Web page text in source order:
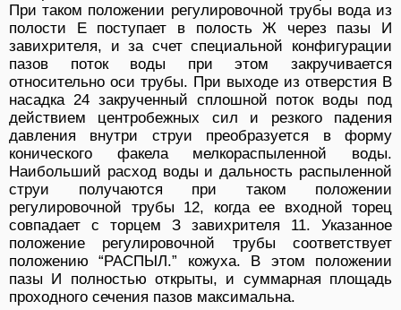
При таком положении регулировочной трубы вода из
полости Е поступает в полость Ж через пазы И
завихрителя, и за счет специальной конфигурации
пазов поток воды при этом закручивается
относительно оси трубы. При выходе из отверстия В
насадка 24 закрученный сплошной поток воды под
действием центробежных сил и резкого падения
давления внутри струи преобразуется в форму
конического факела мелкораспыленной воды.
Наибольший расход воды и дальность распыленной
струи получаются при таком положении
регулировочной трубы 12, когда ее входной торец
совпадает с торцем З завихрителя 11. Указанное
положение регулировочной трубы соответствует
положению “РАСПЫЛ.” кожуха. В этом положении
пазы И полностью открыты, и суммарная площадь
проходного сечения пазов максимальна.